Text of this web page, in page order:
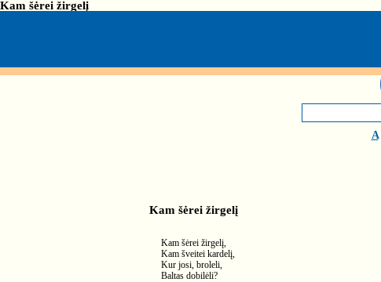
Kam šėrei žirgelį
A
Kam šėrei žirgelį
Kam šėrei žirgelį,
Kam šveitei kardelį,
Kur josi, broleli,
Baltas dobilėli?